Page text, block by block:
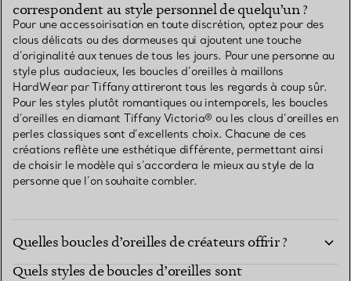
correspondent au style personnel de quelqu’un ?
Pour une accessoirisation en toute discrétion, optez pour des
clous délicats ou des dormeuses qui ajoutent une touche
d’originalité aux tenues de tous les jours. Pour une personne au
style plus audacieux, les boucles d’oreilles à maillons
HardWear par Tiffany attireront tous les regards à coup sûr.
Pour les styles plutôt romantiques ou intemporels, les boucles
d’oreilles en diamant Tiffany Victoria® ou les clous d’oreilles en
perles classiques sont d’excellents choix. Chacune de ces
créations reflète une esthétique différente, permettant ainsi
de choisir le modèle qui s’accordera le mieux au style de la
personne que l’on souhaite combler.
Quelles boucles d’oreilles de créateurs offrir ?
Quels styles de boucles d’oreilles sont